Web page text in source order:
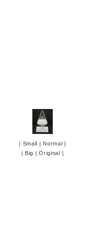
| Small | Normal |
| Big |Original |